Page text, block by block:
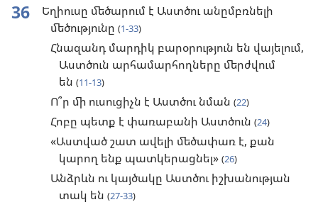
36
Եղիուսը մեծարում է Աստծու անըմբռնելի
մեծությունը (1-33)
Հնազանդ մարդիկ բարօրություն են վայելում,
Աստծուն արհամարհողները մերժվում
են (11-13)
Ո՞ր մի ուսուցիչն է Աստծու նման (22)
Հոբը պետք է փառաբանի Աստծուն (24)
«Աստված շատ ավելի մեծափառ է, քան
կարող ենք պատկերացնել» (26)
Անձրևն ու կայծակը Աստծու իշխանության
տակ են (27-33)